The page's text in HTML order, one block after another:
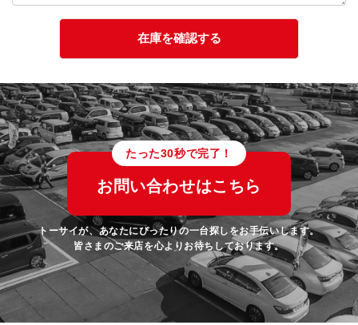
たった30秒で完了！
お問い合わせはこちら
トーサイが、あなたにぴったりの一台探しをお手伝いします。
皆さまのご来店を心よりお待ちしております。